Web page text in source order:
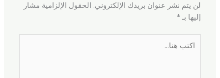
لن يتم نشر عنوان بريدك الإلكتروني. الحقول الإلزامية مشار
إليها بـ *
هنا...